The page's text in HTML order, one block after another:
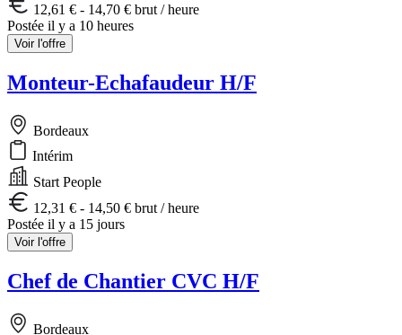
12,61 € - 14,70 € brut / heure
Postée il y a 10 heures
Voir l'offre
Monteur-Echafaudeur H/F
Bordeaux
Intérim
Start People
12,31 € - 14,50 € brut / heure
Postée il y a 15 jours
Voir l'offre
Chef de Chantier CVC H/F
Bordeaux